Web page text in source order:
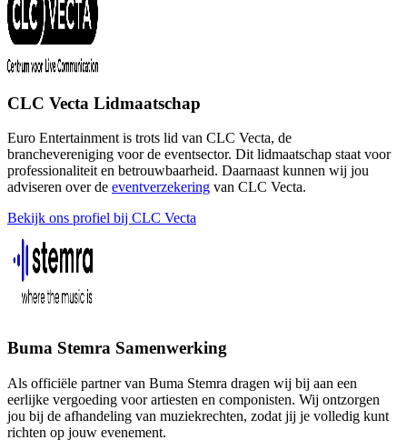
CLC Vecta Lidmaatschap
Euro Entertainment is trots lid van CLC Vecta, de
branchevereniging voor de eventsector. Dit lidmaatschap staat voor
professionaliteit en betrouwbaarheid. Daarnaast kunnen wij jou
adviseren over de eventverzekering van CLC Vecta.
Bekijk ons profiel bij CLC Vecta
Buma Stemra Samenwerking
Als officiële partner van Buma Stemra dragen wij bij aan een
eerlijke vergoeding voor artiesten en componisten. Wij ontzorgen
jou bij de afhandeling van muziekrechten, zodat jij je volledig kunt
richten op jouw evenement.